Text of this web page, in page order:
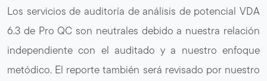
Los servicios de auditoría de análisis de potencial VDA
6.3 de Pro QC son neutrales debido a nuestra relación
independiente con el auditado y a nuestro enfoque
metódico. El reporte también será revisado por nuestro